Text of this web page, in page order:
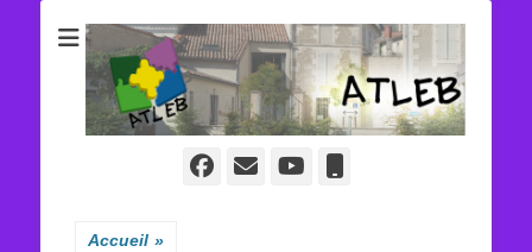
ATLEB
Facebook
E-
YouTube
Accueil »